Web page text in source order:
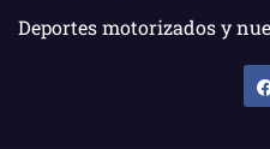
Deportes motorizados y